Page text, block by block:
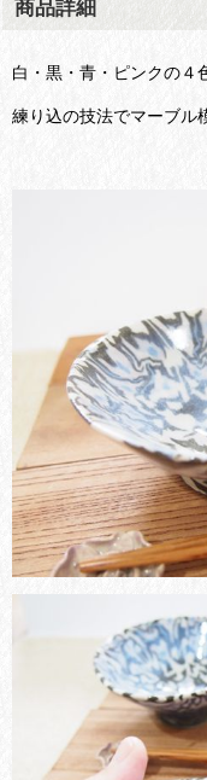
商品詳細
白・黒・青・ピンクの４
練り込の技法でマーブル